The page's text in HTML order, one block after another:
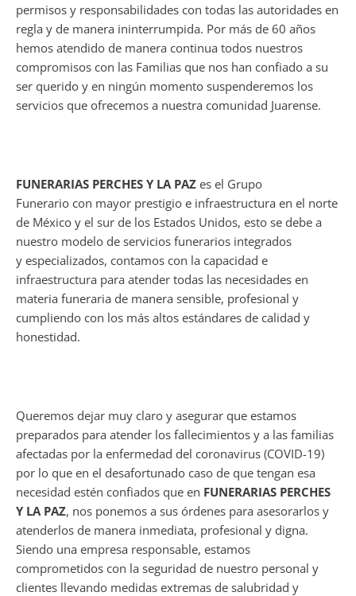
permisos y responsabilidades con todas las autoridades en
regla y de manera ininterrumpida. Por más de 60 años
hemos atendido de manera continua todos nuestros
compromisos con las Familias que nos han confiado a su
ser querido y en ningún momento suspenderemos los
servicios que ofrecemos a nuestra comunidad Juarense.
FUNERARIAS PERCHES Y LA PAZ es el Grupo
Funerario con mayor prestigio e infraestructura en el norte
de México y el sur de los Estados Unidos, esto se debe a
nuestro modelo de servicios funerarios integrados
y especializados, contamos con la capacidad e
infraestructura para atender todas las necesidades en
materia funeraria de manera sensible, profesional y
cumpliendo con los más altos estándares de calidad y
honestidad.
Queremos dejar muy claro y asegurar que estamos
preparados para atender los fallecimientos y a las familias
afectadas por la enfermedad del coronavirus (COVID-19)
por lo que en el desafortunado caso de que tengan esa
necesidad estén confiados que en FUNERARIAS PERCHES
Y LA PAZ, nos ponemos a sus órdenes para asesorarlos y
atenderlos de manera inmediata, profesional y digna.
Siendo una empresa responsable, estamos
comprometidos con la seguridad de nuestro personal y
clientes llevando medidas extremas de salubridad y